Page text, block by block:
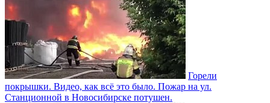
Горели
покрышки. Видео, как всë это было. Пожар на ул.
Станционной в Новосибирске потушен.